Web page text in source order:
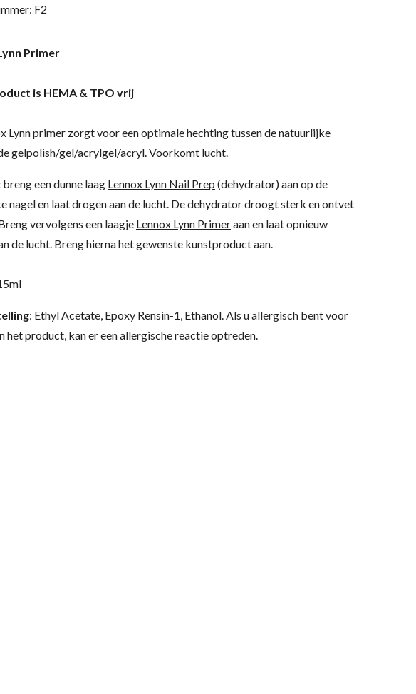
F2
Primer
is HEMA & TPO vrij
Lynn primer zorgt voor een optimale hechting tussen de natuurlijke
gelpolish/gel/acrylgel/acryl. Voorkomt lucht.
breng een dunne laag Lennox Lynn Nail Prep (dehydrator) aan op de
nagel en laat drogen aan de lucht. De dehydrator droogt sterk en ontvet
vervolgens een laagje Lennox Lynn Primeraan en laat opnieuw
de lucht. Breng hierna het gewenste kunstproduct aan.
: Ethyl Acetate, Epoxy Rensin-1, Ethanol. Als u allergisch bent voor
het product, kan er een allergische reactie optreden.